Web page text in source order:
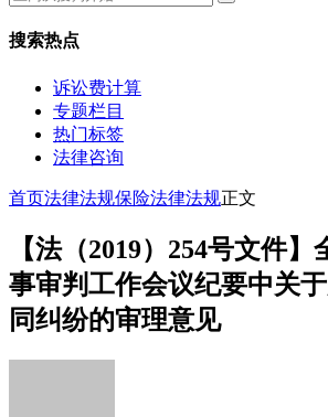
搜索热点
诉讼费计算
专题栏目
热门标签
法律咨询
首页法律法规保险法律法规正文
【法（2019）254号文件
事审判工作会议纪要中关
同纠纷的审理意见